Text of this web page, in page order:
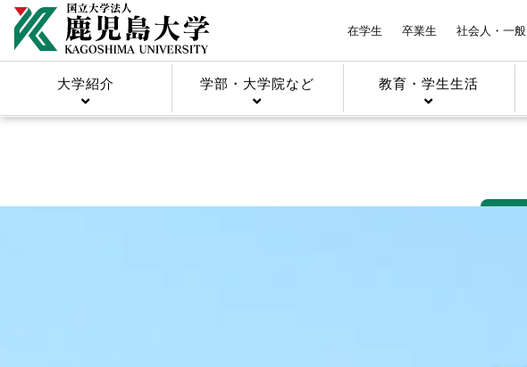
在学生 卒業生 社会人・一般
大学紹介 学部・大学院など 教育・学生生活